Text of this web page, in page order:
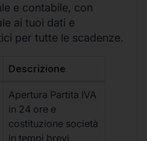
e contabile, con
ai tuoi dati e
per tutte le scadenze.
Descrizione
Apertura Partita IVA
in 24 ore e
costituzione società
in tempi brevi.